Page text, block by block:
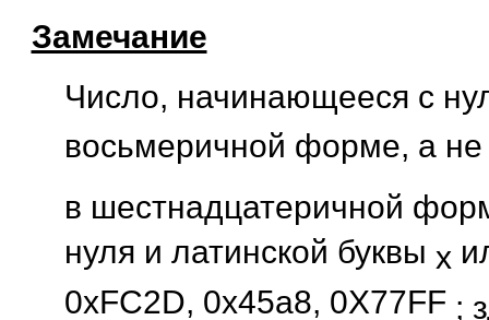
Замечание
Число, начинающееся с
восьмеричной форме, а не
в шестнадцатеричной
нуля и латинской буквы х
0xFC2D, 0x45a8, 0X77FF ;